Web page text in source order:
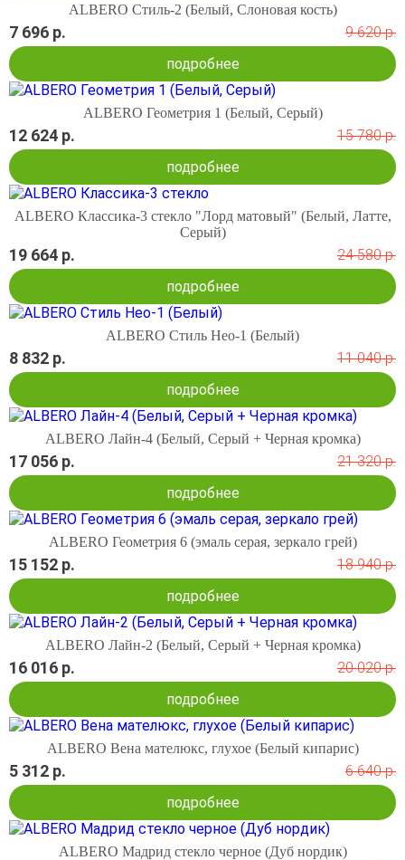
ALBERO Стиль-2 (Белый, Слоновая кость)
7 696 р.
9 620 р.
подробнее
ALBERO Геометрия 1 (Белый, Серый)
12 624 р.
15 780 р.
подробнее
ALBERO Классика-3 стекло "Лорд матовый" (Белый, Латте,
Серый)
19 664 р.
24 580 р.
подробнее
ALBERO Стиль Нео-1 (Белый)
8 832 р.
11 040 р.
подробнее
ALBERO Лайн-4 (Белый, Серый + Черная кромка)
17 056 р.
21 320 р.
подробнее
ALBERO Геометрия 6 (эмаль серая, зеркало грей)
15 152 р.
18 940 р.
подробнее
ALBERO Лайн-2 (Белый, Серый + Черная кромка)
16 016 р.
20 020 р.
подробнее
ALBERO Вена мателюкс, глухое (Белый кипарис)
5 312 р.
6 640 р.
подробнее
ALBERO Мадрид стекло черное (Дуб нордик)